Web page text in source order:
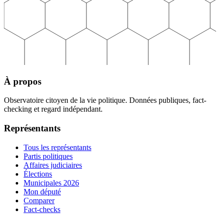
À propos
Observatoire citoyen de la vie politique. Données publiques, fact-
checking et regard indépendant.
Représentants
Tous les représentants
Partis politiques
Affaires judiciaires
Élections
Municipales 2026
Mon député
Comparer
Fact-checks